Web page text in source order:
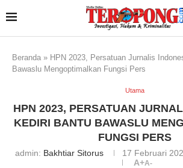
Beranda » HPN 2023, Persatuan Jurnalis
Bawaslu Mengoptimalkan Fungsi Pers
Utama
HPN 2023, PERSATUAN
KEDIRI BANTU BAWASLU
FUNGSI PERS
admin: Bakhtiar Sitorus 17 Februari
A+A-